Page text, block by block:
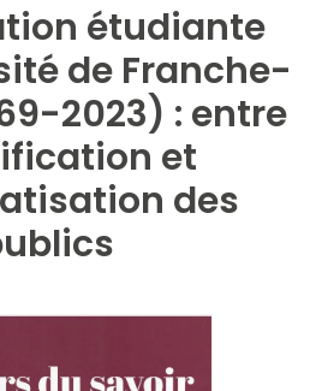
étudiante
de Franche-
2023) : entre
et
des